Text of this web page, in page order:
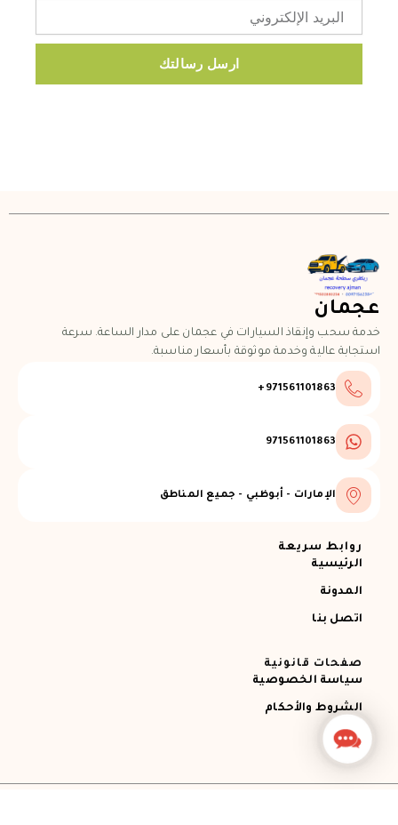
ارسل رسالتك
عجمان
خدمة سحب وإنقاذ السيارات في عجمان على مدار الساعة. سرعة
استجابة عالية وخدمة موثوقة بأسعار مناسبة.
971561101863+
971561101863
الإمارات - أبوظبي - جميع المناطق
روابط سريعة
الرئيسية
المدونة
اتصل بنا
صفحات قانونية
سياسة الخصوصية
الشروط والأحكام
Contact
Us